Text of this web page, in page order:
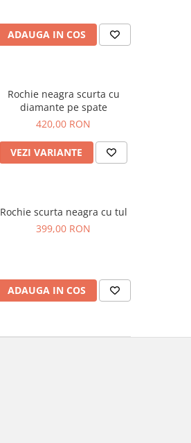
ADAUGA IN COS
Rochie neagra scurta cu
diamante pe spate
420,00 RON
VEZI VARIANTE
Rochie scurta neagra cu tul
399,00 RON
ADAUGA IN COS